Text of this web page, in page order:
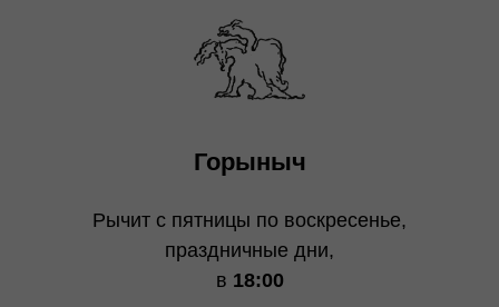
Горыныч
Рычит с пятницы по воскресенье,
праздничные дни,
в 18:00